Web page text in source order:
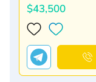
$43,500